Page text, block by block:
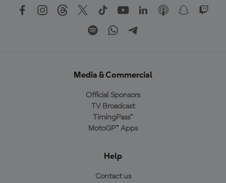
Media & Commercial
Official Sponsors
TV Broadcast
TimingPass™
MotoGP™ Apps
Help
Contact us